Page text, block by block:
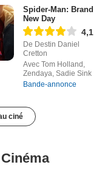
Spider-Man: Brand
New Day
4,1
De Destin Daniel
Cretton
Avec Tom Holland,
Zendaya, Sadie Sink
Bande-annonce
ciné